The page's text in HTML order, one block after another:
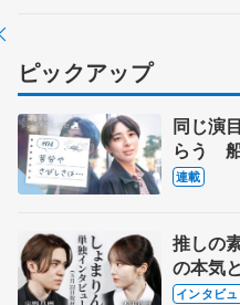
ピックアップ
同じ演
らう
とは 影
連載
推しの
の本気
田真凜の
インタビ